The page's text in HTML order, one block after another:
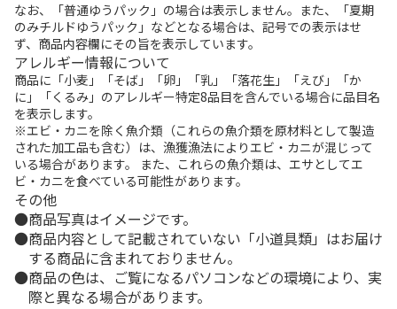
なお、「普通ゆうパック」の場合は表示しません。また、「夏期
のみチルドゆうパック」などとなる場合は、記号での表示はせ
ず、商品内容欄にその旨を表示しています。
アレルギー情報について
商品に「小麦」「そば」「卵」「乳」「落花生」「えび」「か
に」「くるみ」のアレルギー特定8品目を含んでいる場合に品目名
を表示します。
※エビ・カニを除く魚介類（これらの魚介類を原材料として製造
された加工品も含む）は、漁獲漁法によりエビ・カニが混じって
いる場合があります。 また、これらの魚介類は、エサとしてエ
ビ・カニを食べている可能性があります。
その他
商品写真はイメージです。
商品内容として記載されていない「小道具類」はお届け
する商品に含まれておりません。
商品の色は、ご覧になるパソコンなどの環境により、実
際と異なる場合があります。